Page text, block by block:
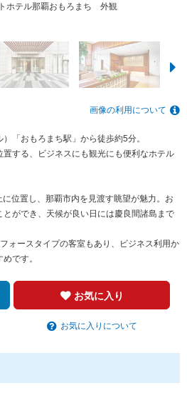
ホテル那覇おもろまち 外観
階エントランス
トロビー（9階）
設置で４名様利用可能※画像はデラックスツ
食レストラン（和洋ビュッフェ）
ラン窓側からの眺望
画像の利用について
「おもろまち駅」から徒歩約5分。
する、ビジネスにも観光にも便利なホテル
位置し、那覇市内を見渡す眺望が魅力。お
ができ、天候が良い日には慶良間諸島まで
ォースタイプの客室もあり、ビジネス利用か
です。
お気に入り
お気に入りについて